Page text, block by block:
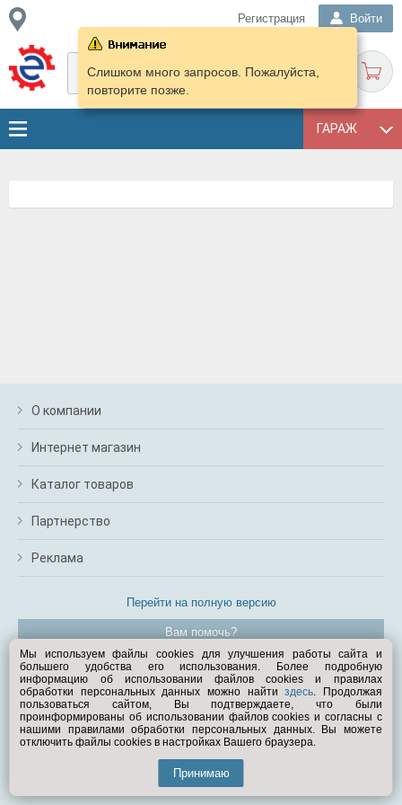
Регистрация Войти
ГАРАЖ
Слишком много запросов. Пожалуйста,
повторите позже.
О компании
Интернет магазин
Каталог товаров
Партнерство
Реклама
Перейти на полную версию
Вам помочь?
© Exist.ru 1998—2026
Мы используем файлы cookies для улучшения работы сайта и
большего удобства его использования. Более подробную
информацию об использовании файлов cookies и правилах
обработки персональных данных можно найтиздесь. Продолжая
пользоваться сайтом, Вы подтверждаете, что были
проинформированы об использовании файлов cookies и согласны с
нашими правилами обработки персональных данных. Вы можете
отключить файлы cookies в настройках Вашего браузера.
Принимаю